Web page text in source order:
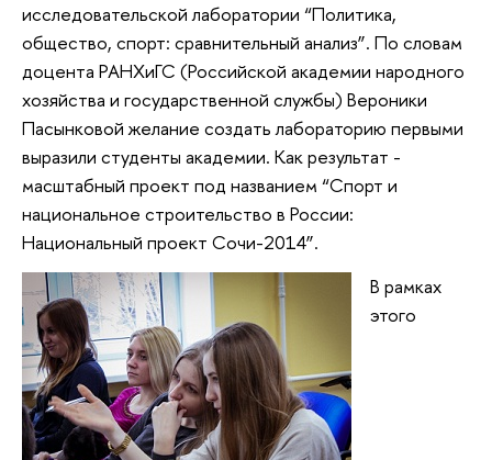
исследовательской лаборатории “Политика,
общество, спорт: сравнительный анализ”. По словам
доцента РАНХиГС (Российской академии народного
хозяйства и государственной службы) Вероники
Пасынковой желание создать лабораторию первыми
выразили студенты академии. Как результат -
масштабный проект под названием “Спорт и
национальное строительство в России:
Национальный проект Сочи-2014”.
В рамках
этого